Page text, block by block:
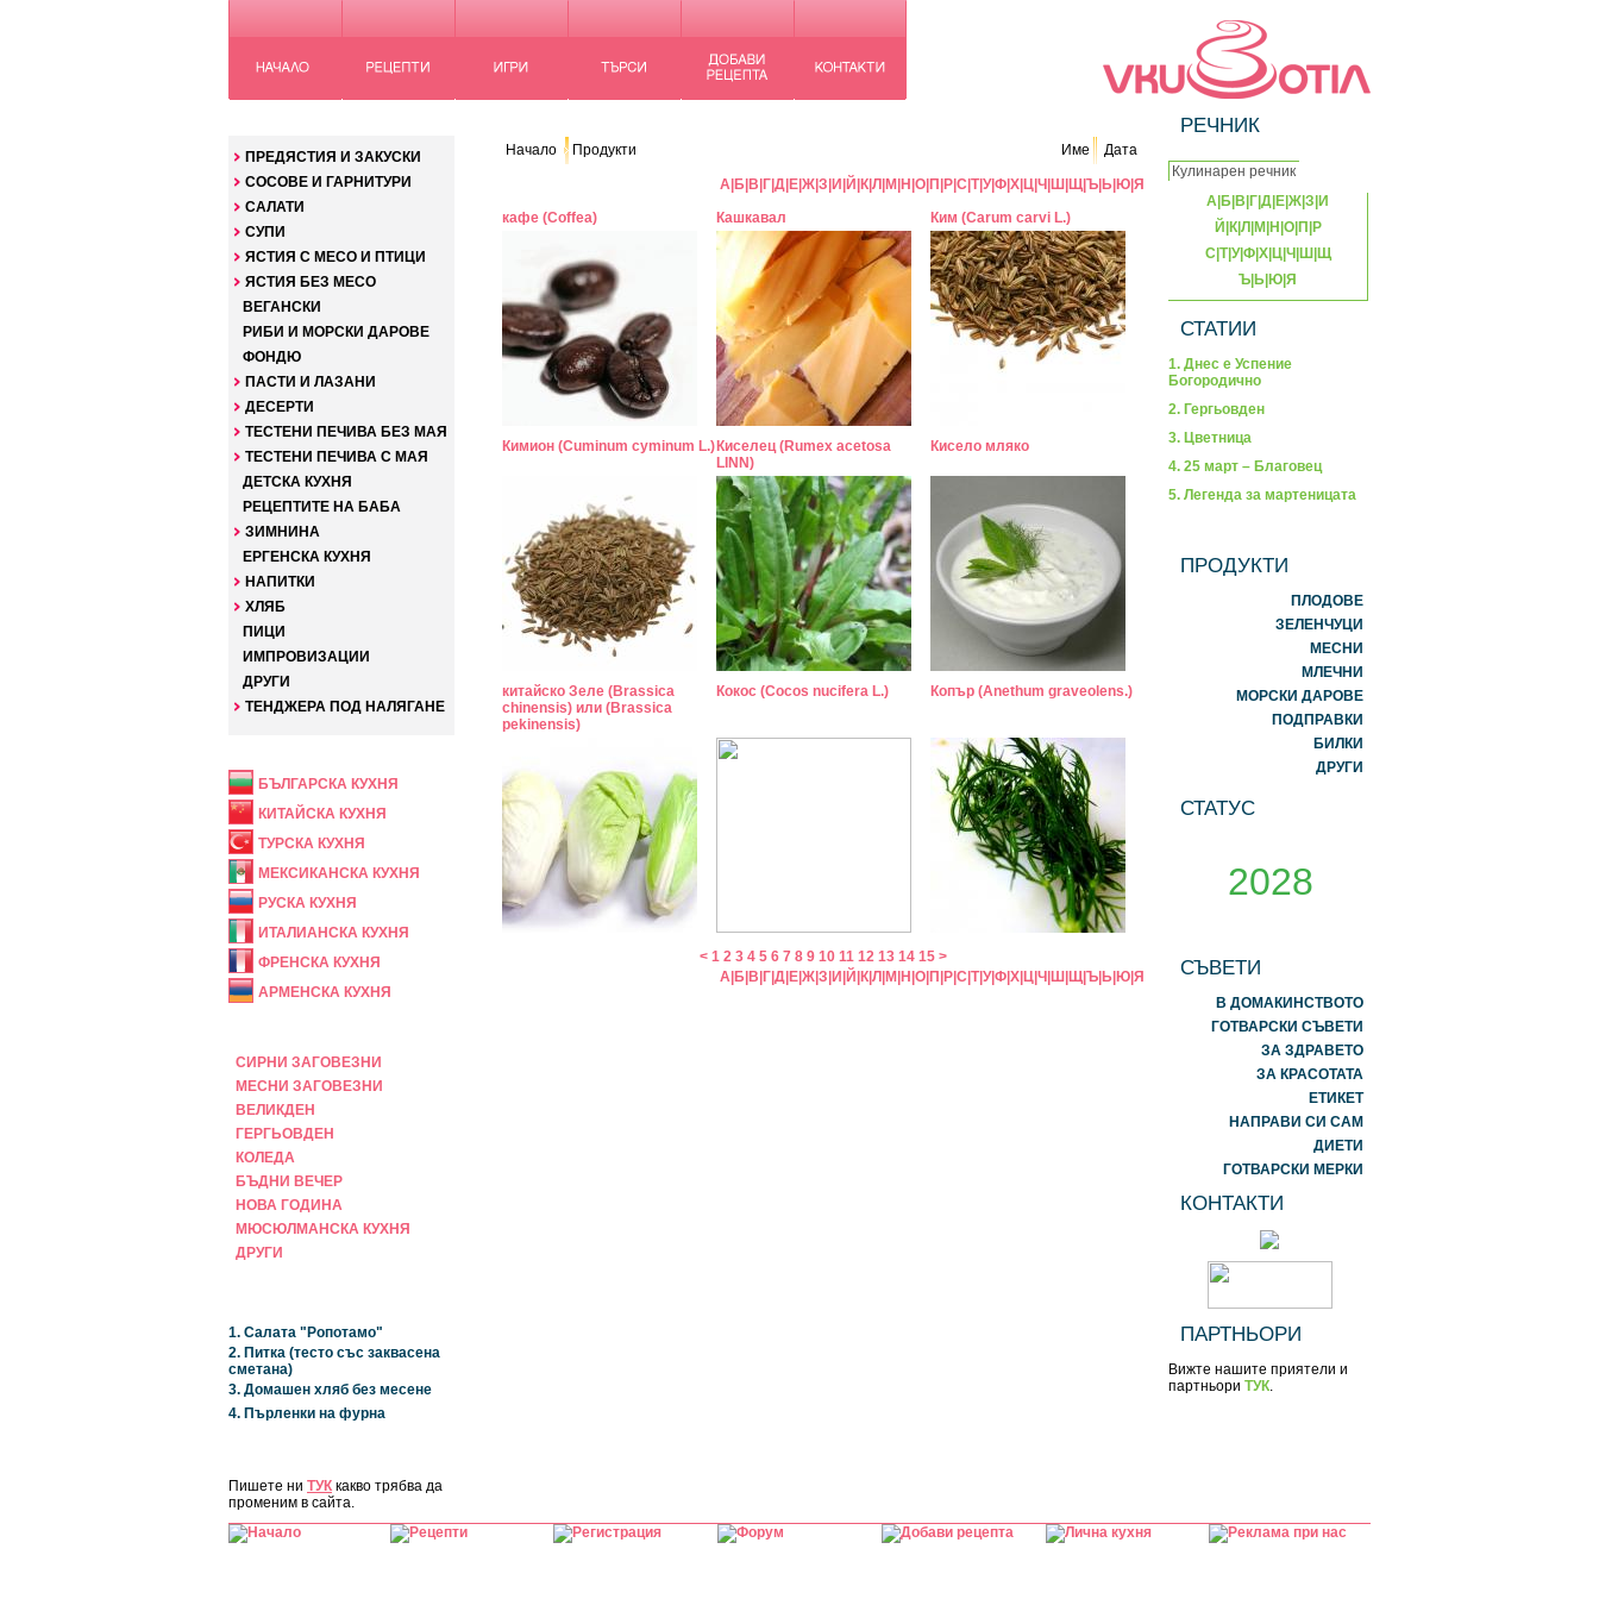
ПРЕДЯСТИЯ И ЗАКУСКИ
СОСОВЕ И ГАРНИТУРИ
САЛАТИ
СУПИ
ЯСТИЯ С МЕСО И ПТИЦИ
ЯСТИЯ БЕЗ МЕСО
ВЕГАНСКИ
РИБИ И МОРСКИ ДАРОВЕ
ФОНДЮ
ПАСТИ И ЛАЗАНИ
ДЕСЕРТИ
ТЕСТЕНИ ПЕЧИВА БЕЗ МАЯ
ТЕСТЕНИ ПЕЧИВА С МАЯ
ДЕТСКА КУХНЯ
РЕЦЕПТИТЕ НА БАБА
ЗИМНИНА
ЕРГЕНСКА КУХНЯ
НАПИТКИ
ХЛЯБ
ПИЦИ
ИМПРОВИЗАЦИИ
ДРУГИ
ТЕНДЖЕРА ПОД НАЛЯГАНЕ
БЪЛГАРСКА КУХНЯ
КИТАЙСКА КУХНЯ
ТУРСКА КУХНЯ
МЕКСИКАНСКА КУХНЯ
РУСКА КУХНЯ
ИТАЛИАНСКА КУХНЯ
ФРЕНСКА КУХНЯ
АРМЕНСКА КУХНЯ
СИРНИ ЗАГОВЕЗНИ
МЕСНИ ЗАГОВЕЗНИ
ВЕЛИКДЕН
ГЕРГЬОВДЕН
КОЛЕДА
БЪДНИ ВЕЧЕР
НОВА ГОДИНА
МЮСЮЛМАНСКА КУХНЯ
ДРУГИ
1. Салата "Ропотамо"
2. Питка (тесто със заквасена
сметана)
3. Домашен хляб без месене
4. Пърленки на фурна
Пишете ни ТУК какво трябва да
променим в сайта.
Начало Продукти Име Дата
А Б В Г Д Е Ж З И Й К Л М Н О П Р С Т|У|Ф Х Ц Ч Ш Щ Ъ Ь Ю Я
кафе (Coffea)
Кашкавал Ким (Carum carvi L.)
Кимион (Cuminum cyminum L.) Киселец (Rumex acetosa
LINN)
Кисело мляко
китайско Зеле (Brassica
chinensis) или (Brassica
pekinensis)
Кокос (Cocos nucifera L.) Копър (Anethum graveolens.)
< 1 2 3 4 5 6 7 8 9 10 11 12 13 14 15 >
А Б В Г Д Е Ж З И Й К Л М Н О П Р С Т|У|Ф Х Ц Ч Ш Щ Ъ Ь Ю Я
РЕЧНИК
А Б В Г Д Е Ж З И
Й К| Л М Н О| П Р
С Т|У|Ф| Х| Ц| Ч Ш Щ
Ъ Ь Ю Я
СТАТИИ
1. Днес е Успение
Богородично
2. Гергьовден
3. Цветница
4. 25 март – Благовец
5. Легенда за мартеницата
ПРОДУКТИ
ПЛОДОВЕ
ЗЕЛЕНЧУЦИ
МЕСНИ
МЛЕЧНИ
МОРСКИ ДАРОВЕ
ПОДПРАВКИ
БИЛКИ
ДРУГИ
СТАТУС
2028
СЪВЕТИ
В ДОМАКИНСТВОТО
ГОТВАРСКИ СЪВЕТИ
ЗА ЗДРАВЕТО
ЗА КРАСОТАТА
ЕТИКЕТ
НАПРАВИ СИ САМ
ДИЕТИ
ГОТВАРСКИ МЕРКИ
КОНТАКТИ
ПАРТНЬОРИ
Вижте нашите приятели и
партньори ТУК.